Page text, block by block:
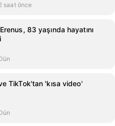
saat önce
83 yaşında hayatını
TikTok'tan 'kısa video'